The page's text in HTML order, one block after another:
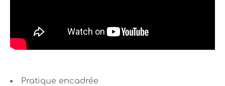
Pratique encadrée